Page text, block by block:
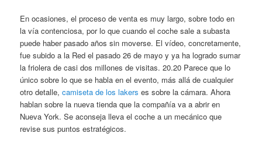
En ocasiones, el proceso de venta es muy largo, sobre todo en
la vía contenciosa, por lo que cuando el coche sale a subasta
puede haber pasado años sin moverse. El vídeo, concretamente,
fue subido a la Red el pasado 26 de mayo y ya ha logrado sumar
la friolera de casi dos millones de visitas. 20.20 Parece que lo
único sobre lo que se habla en el evento, más allá de cualquier
otro detalle,camiseta de los lakers es sobre la cámara. Ahora
hablan sobre la nueva tienda que la compañía va a abrir en
Nueva York. Se aconseja lleva el coche a un mecánico que
revise sus puntos estratégicos.